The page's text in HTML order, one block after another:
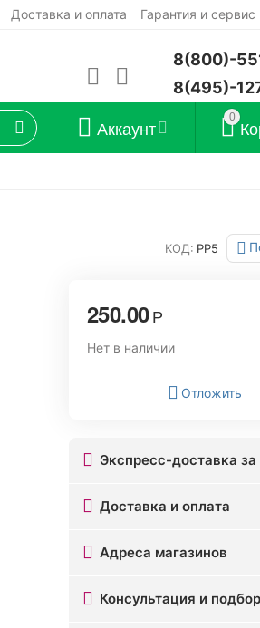
Доставка и оплата Гарантия и сервис
8(800)-
8(495)-
0
Аккаунт
КОД: РP5
250.00Р
Нет в наличии
Отложить
Экспресс-доставка за
Доставка и оплата
Адреса магазинов
Консультация и подбор